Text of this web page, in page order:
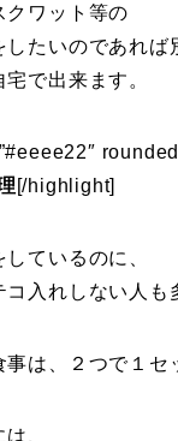
クワット等の
たいのであれば
で出来ます。
[/highlight]
ているのに、
入れしない人も
事は、２つで１セ
、